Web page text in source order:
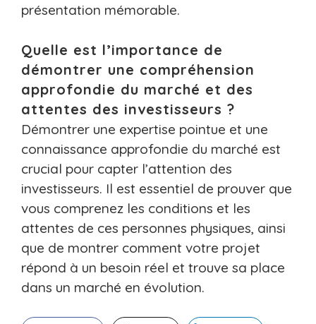
présentation mémorable.
Quelle est l’importance de
démontrer une compréhension
approfondie du marché et des
attentes des investisseurs ?
Démontrer une expertise pointue et une
connaissance approfondie du marché est
crucial pour capter l’attention des
investisseurs. Il est essentiel de prouver que
vous comprenez les conditions et les
attentes de ces personnes physiques, ainsi
que de montrer comment votre projet
répond à un besoin réel et trouve sa place
dans un marché en évolution.